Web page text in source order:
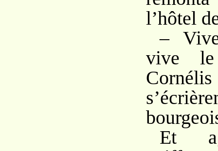
l’hôtel
–
vive le
Et